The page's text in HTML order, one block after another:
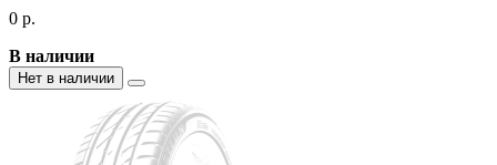
0 р.
В наличии
Нет в наличии